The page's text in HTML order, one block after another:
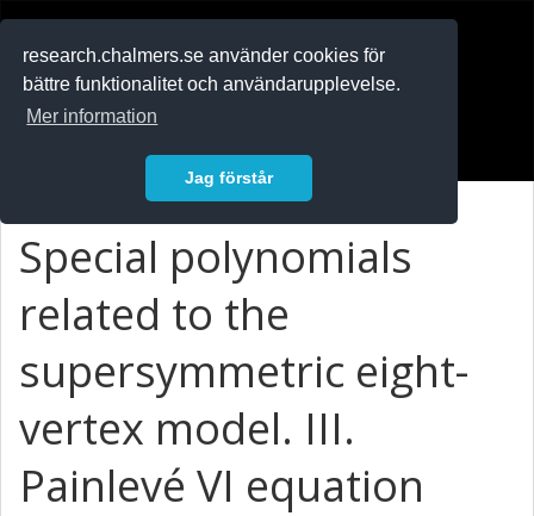
research.chalmers.se använder cookies för
bättre funktionalitet och användarupplevelse.
Mer information
Jag förstår
Special polynomials
related to the
supersymmetric eight-
vertex model. III.
Painlevé VI equation